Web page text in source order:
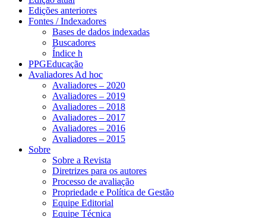
Edições anteriores
Fontes / Indexadores
Bases de dados indexadas
Buscadores
Índice h
PPGEducação
Avaliadores Ad hoc
Avaliadores – 2020
Avaliadores – 2019
Avaliadores – 2018
Avaliadores – 2017
Avaliadores – 2016
Avaliadores – 2015
Sobre
Sobre a Revista
Diretrizes para os autores
Processo de avaliação
Propriedade e Política de Gestão
Equipe Editorial
Equipe Técnica